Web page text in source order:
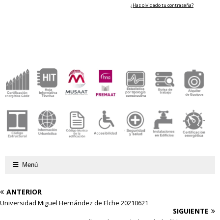
¿Has olvidado tu contraseña?
Menú
ANTERIOR
Universidad Miguel Hernández de Elche 20210621
SIGUIENTE